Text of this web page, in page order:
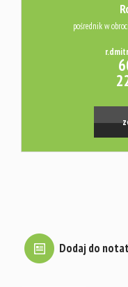
pośrednik w
Dodaj do